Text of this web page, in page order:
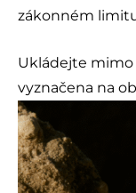
zákonném
Ukládejte
vyznačena na